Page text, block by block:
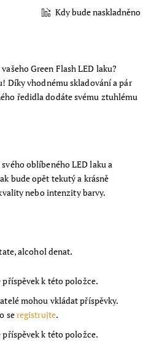
Kdy bude naskladněno
Green Flash LED laku?
Díky vhodnému skladování a pár
ředidla dodáte svému ztuhlému
oblíbeného LED laku a
bude opět tekutý a krásně
nebo intenzity barvy.
alcohol denat.
k této položce.
mohou vkládat příspěvky.
seregistrujte.
k této položce.